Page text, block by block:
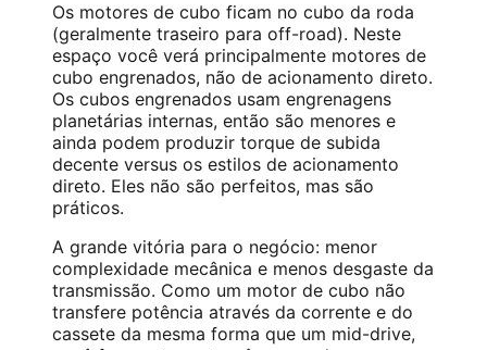
Os motores de cubo ficam no cubo da roda
(geralmente traseiro para off-road). Neste
espaço você verá principalmente motores de
cubo engrenados, não de acionamento direto.
Os cubos engrenados usam engrenagens
planetárias internas, então são menores e
ainda podem produzir torque de subida
decente versus os estilos de acionamento
direto. Eles não são perfeitos, mas são
práticos.
A grande vitória para o negócio: menor
complexidade mecânica e menos desgaste da
transmissão. Como um motor de cubo não
transfere potência através da corrente e do
cassete da mesma forma que um mid-drive,